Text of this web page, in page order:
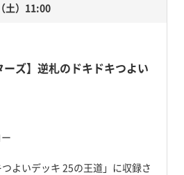
土）11:00
ーズ】逆札のドキドキつよい
つよいデッキ 25の王道」に収録さ